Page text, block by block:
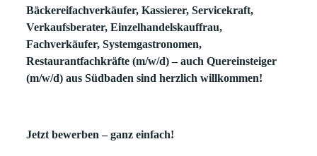
Bäckereifachverkäufer, Kassierer, Servicekraft,
Verkaufsberater, Einzelhandelskauffrau,
Fachverkäufer, Systemgastronomen,
Restaurantfachkräfte (m/w/d) – auch Quereinsteiger
(m/w/d) aus Südbaden sind herzlich willkommen!
Jetzt bewerben – ganz einfach!